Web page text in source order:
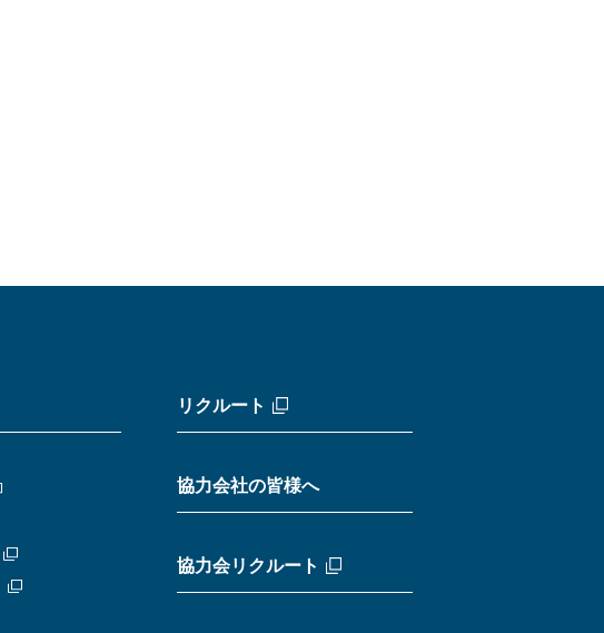
リクルート
協力会社の皆様へ
協力会リクルート